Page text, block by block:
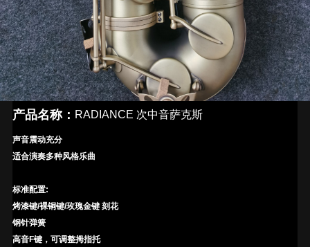
产品名称： RADIANCE 次中音萨克斯
声音震动充分
适合演奏多种风格乐曲
标准配置:
烤漆键/裸铜键/玫瑰金键 刻花
钢针弹簧
高音F键，可调整拇指托